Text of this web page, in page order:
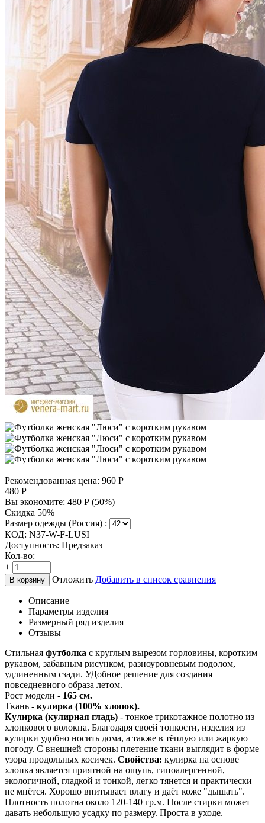
Рекомендованная цена: 960 Р
480 Р
Вы экономите: 480 Р (50%)
Скидка 50%
Размер одежды (Россия) :
КОД: N37-W-F-LUSI
Доступность: Предзаказ
Кол-во:
+
−
В корзину Отложить Добавить в список сравнения
Описание
Параметры изделия
Размерный ряд изделия
Отзывы
Стильная футболка с круглым вырезом горловины, коротким
рукавом, забавным рисунком, разноуровневым подолом,
удлиненным сзади. УДобное решение для создания
повседневного образа летом.
Рост модели - 165 см.
Ткань - кулирка (100% хлопок).
Кулирка (кулирная гладь) - тонкое трикотажное полотно из
хлопкового волокна. Благодаря своей тонкости, изделия из
кулирки удобно носить дома, а также в тёплую или жаркую
погоду. С внешней стороны плетение ткани выглядит в форме
узора продольных косичек. Свойства: кулирка на основе
хлопка является приятной на ощупь, гипоалергенной,
экологичной, гладкой и тонкой, легко тянется и практически
не мнётся. Хорошо впитывает влагу и даёт коже "дышать".
Плотность полотна около 120-140 гр.м. После стирки может
давать небольшую усадку по размеру. Проста в уходе.